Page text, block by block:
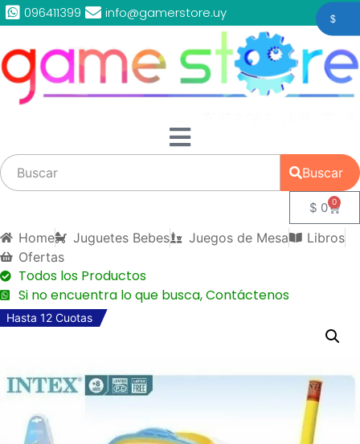
096411399 info@gamerstore.uy
Buscar
$ 0 0
Home Juguetes Bebes Juegos de Mesa
Libros
Ofertas
Todos los Productos
Si no encuentra lo que busca, Contáctenos
Hasta 12 Cuotas
$